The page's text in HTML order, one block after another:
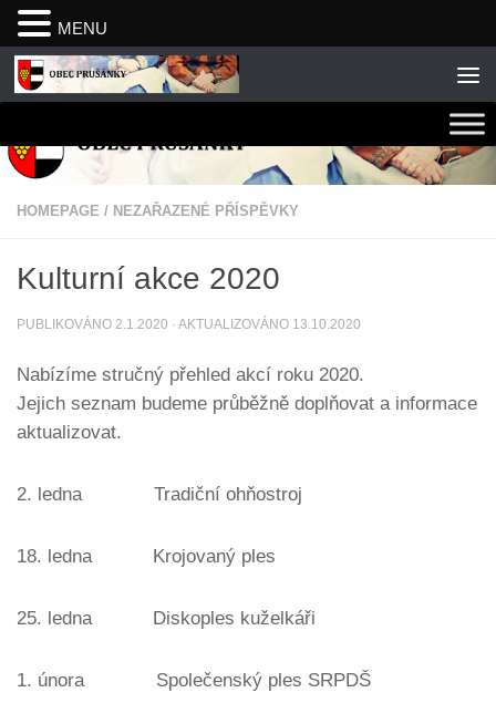
Skip to content
HOMEPAGE / NEZAŘAZENÉ PŘÍSPĚVKY
Kulturní akce 2020
PUBLIKOVÁNO 2.1.2020 · AKTUALIZOVÁNO 13.10.2020
Nabízíme stručný přehled akcí roku 2020.
Jejich seznam budeme průběžně doplňovat a informace
aktualizovat.
2. ledna Tradiční ohňostroj
18. ledna Krojovaný ples
25. ledna Diskoples kuželkáři
1. února Společenský ples SRPDŠ
MENU